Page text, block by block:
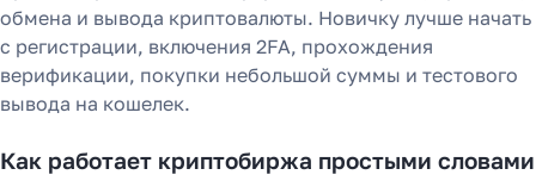
обмена и вывода криптовалюты. Новичку лучше начать
с регистрации, включения 2FA, прохождения
верификации, покупки небольшой суммы и тестового
вывода на кошелек.
Как работает криптобиржа простыми словами